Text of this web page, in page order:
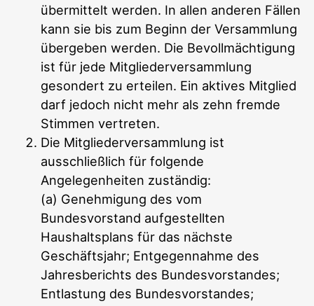
übermittelt werden. In allen anderen Fällen
kann sie bis zum Beginn der Versammlung
übergeben werden. Die Bevollmächtigung
ist für jede Mitgliederversammlung
gesondert zu erteilen. Ein aktives Mitglied
darf jedoch nicht mehr als zehn fremde
Stimmen vertreten.
Die Mitgliederversammlung ist
ausschließlich für folgende
Angelegenheiten zuständig:
(a) Genehmigung des vom
Bundesvorstand aufgestellten
Haushaltsplans für das nächste
Geschäftsjahr; Entgegennahme des
Jahresberichts des Bundesvorstandes;
Entlastung des Bundesvorstandes;